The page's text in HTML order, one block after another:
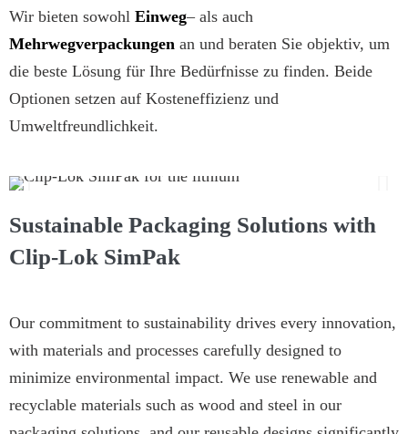
Wir bieten sowohl Einweg– als auch
Mehrwegverpackungen an und beraten Sie objektiv, um
die beste Lösung für Ihre Bedürfnisse zu finden. Beide
Optionen setzen auf Kosteneffizienz und
Umweltfreundlichkeit.
Sustainable Packaging Solutions with
Clip-Lok SimPak
Our commitment to sustainability drives every innovation,
with materials and processes carefully designed to
minimize environmental impact. We use renewable and
recyclable materials such as wood and steel in our